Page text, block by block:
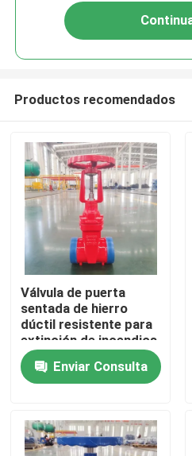
Productos recomendados
Válvula de puerta
sentada de hierro
dúctil resistente para
extinción de incendios
QT450 PN16
Enviar Consulta